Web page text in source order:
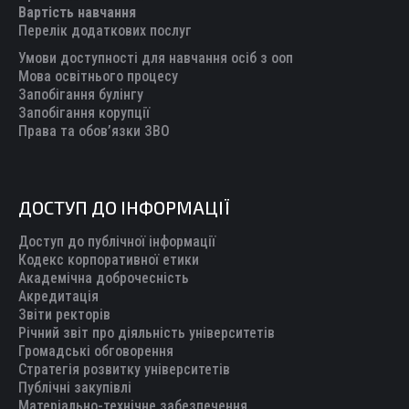
windowwindowwindowwindow
Вартість навчання
Перелік додаткових послуг
Умови доступності для навчання осіб з ооп
Мова освітнього процесу
Запобігання булінгу
Запобігання корупції
Права та обов’язки ЗВО
ДОСТУП ДО ІНФОРМАЦІЇ
Доступ до публічної інформації
Кодекс корпоративної етики
Академічна доброчесність
Акредитація
Звіти ректорів
Річний звіт про діяльність університетів
Громадські обговорення
Стратегія розвитку університетів
Публічні закупівлі